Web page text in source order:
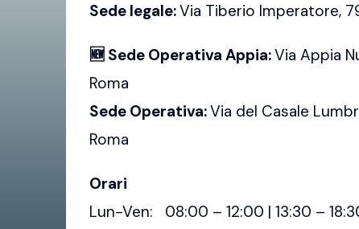
Sede legale:Via Tiberio Imperatore,
🆕 Sede Operativa Appia:Via Appia
Roma
Sede Operativa:Via del Casale
Roma
Orari
Lun-Ven: 08:00 – 12:00 | 13:30 –